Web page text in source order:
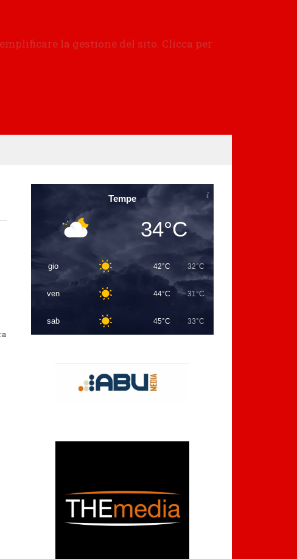
Tempe
34°C
gio 42°C 32°C
ven 44°C 31°C
sab 45°C 33°C